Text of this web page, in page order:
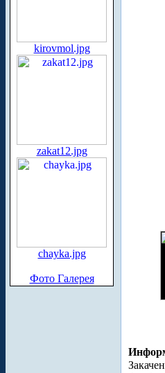
kirovmol.jpg
zakat12.jpg
chayka.jpg
Фото Галерея